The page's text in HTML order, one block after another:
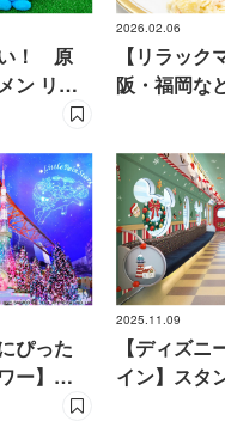
！ 原
ン リト
ラッグ
2026.02.06
【リラック
阪・福岡な
丸福珈琲
ぴった
ー】キ
っぱい
2025.11.09
【ディズニ
イン】スタ
楽しめる